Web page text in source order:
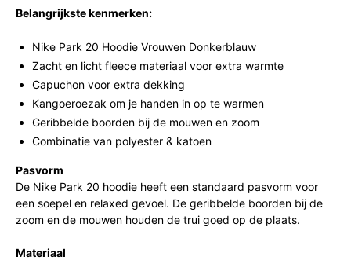
Belangrijkste kenmerken:
Nike Park 20 Hoodie Vrouwen Donkerblauw
Zacht en licht fleece materiaal voor extra warmte
Capuchon voor extra dekking
Kangoeroezak om je handen in op te warmen
Geribbelde boorden bij de mouwen en zoom
Combinatie van polyester & katoen
Pasvorm
De Nike Park 20 hoodie heeft een standaard pasvorm voor
een soepel en relaxed gevoel. De geribbelde boorden bij de
zoom en de mouwen houden de trui goed op de plaats.
Materiaal